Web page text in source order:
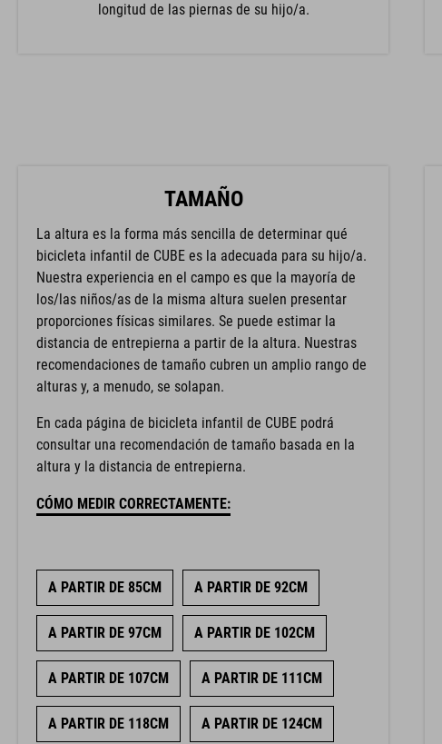
longitud de las piernas de su hijo/a.
TAMAÑO
La altura es la forma más sencilla de determinar qué
bicicleta infantil de CUBE es la adecuada para su hijo/a.
Nuestra experiencia en el campo es que la mayoría de
los/las niños/as de la misma altura suelen presentar
proporciones físicas similares. Se puede estimar la
distancia de entrepierna a partir de la altura. Nuestras
recomendaciones de tamaño cubren un amplio rango de
alturas y, a menudo, se solapan.
En cada página de bicicleta infantil de CUBE podrá
consultar una recomendación de tamaño basada en la
altura y la distancia de entrepierna.
CÓMO MEDIR CORRECTAMENTE:
A PARTIR DE 85CM A PARTIR DE 92CM
A PARTIR DE 97CM A PARTIR DE 102CM
A PARTIR DE 107CM A PARTIR DE 111CM
A PARTIR DE 118CM A PARTIR DE 124CM